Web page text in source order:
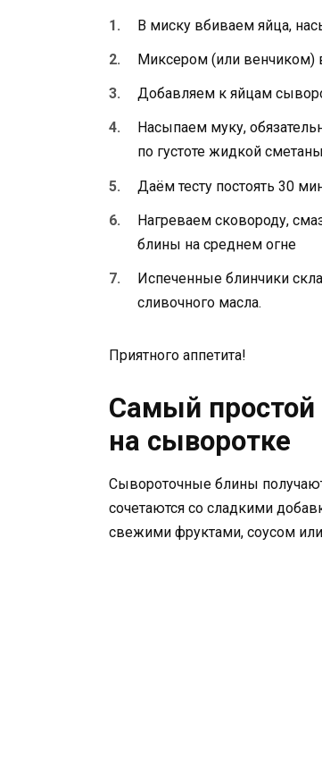
В миску вбиваем яйца,
Миксером (или венчиком)
Добавляем к яйцам
Насыпаем муку,
по густоте жидкой
Даём тесту постоять 30
Нагреваем сковороду,
блины на среднем огне
Испеченные блинчики
сливочного масла.
Приятного аппетита!
Самый простой
на сыворотке
Сывороточные блины
сочетаются со сладкими
свежими фруктами, соусом